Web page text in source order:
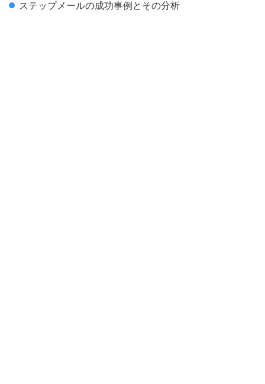
ステップメールの成功事例とその分析